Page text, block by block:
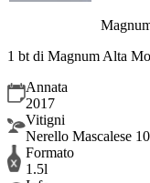
1 bt di Magnum Alta
Annata
2017
Vitigni
Nerello Mascalese
Formato
1.5l